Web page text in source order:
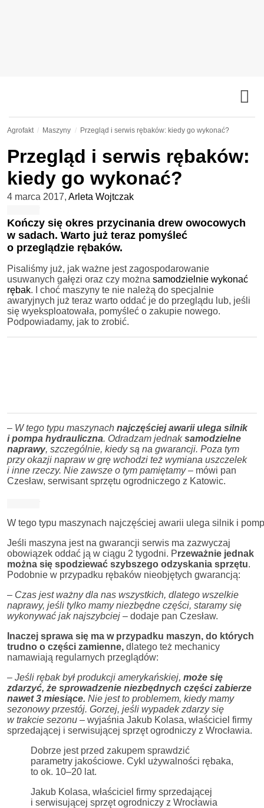
Agrofakt Maszyny Przegląd i serwis rębaków: kiedy go wykonać?
Przegląd i serwis rębaków:
kiedy go wykonać?
4 marca 2017, Arleta Wojtczak
Kończy się okres przycinania drew owocowych
w sadach. Warto już teraz pomyśleć
o przeglądzie rębaków.
Pisaliśmy już, jak ważne jest zagospodarowanie
usuwanych gałęzi oraz czy można samodzielnie wykonać
rębak. I choć maszyny te nie należą do specjalnie
awaryjnych już teraz warto oddać je do przeglądu lub, jeśli
się wyeksploatowała, pomyśleć o zakupie nowego.
Podpowiadamy, jak to zrobić.
– W tego typu maszynach najczęściej awarii ulega silnik
i pompa hydrauliczna. Odradzam jednaksamodzielne
naprawy, szczególnie, kiedy są na gwarancji. Poza tym
przy okazji napraw w grę wchodzi też wymiana uszczelek
i inne rzeczy. Nie zawsze o tym pamiętamy – mówi pan
Czesław, serwisant sprzętu ogrodniczego z Katowic.
W tego typu maszynach najczęściej awarii ulega silnik i
Jeśli maszyna jest na gwarancji serwis ma zazwyczaj
obowiązek oddać ją w ciągu 2 tygodni. Przeważnie jednak
można się spodziewać szybszego odzyskania sprzętu.
Podobnie w przypadku rębaków nieobjętych gwarancją:
– Czas jest ważny dla nas wszystkich, dlatego wszelkie
naprawy, jeśli tylko mamy niezbędne części, staramy się
wykonywać jak najszybciej – dodaje pan Czesław.
Inaczej sprawa się ma w przypadku maszyn, do których
trudno o części zamienne, dlatego też mechanicy
namawiają regularnych przeglądów:
– Jeśli rębak był produkcji amerykańskiej, może się
zdarzyć, że sprowadzenie niezbędnych części zabierze
nawet 3 miesiące. Nie jest to problemem, kiedy mamy
sezonowy przestój. Gorzej, jeśli wypadek zdarzy się
w trakcie sezonu – wyjaśnia Jakub Kolasa, właściciel firmy
sprzedającej i serwisującej sprzęt ogrodniczy z Wrocławia.
Dobrze jest przed zakupem sprawdzić
parametry jakościowe. Cykl używalności rębaka,
to ok. 10–20 lat.
Jakub Kolasa, właściciel firmy sprzedającej
i serwisującej sprzęt ogrodniczy z Wrocławia